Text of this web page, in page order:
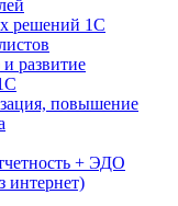
решений 1С
развитие
повышение
+ ЭДО
интернет)